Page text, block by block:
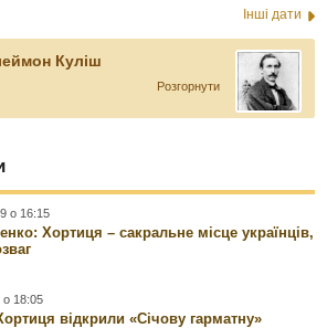
Інші дати
Куліш
Розгорнути
о 16:15
Хортиця – сакральне місце українців,
о 18:05
відкрили «Січову гарматну»